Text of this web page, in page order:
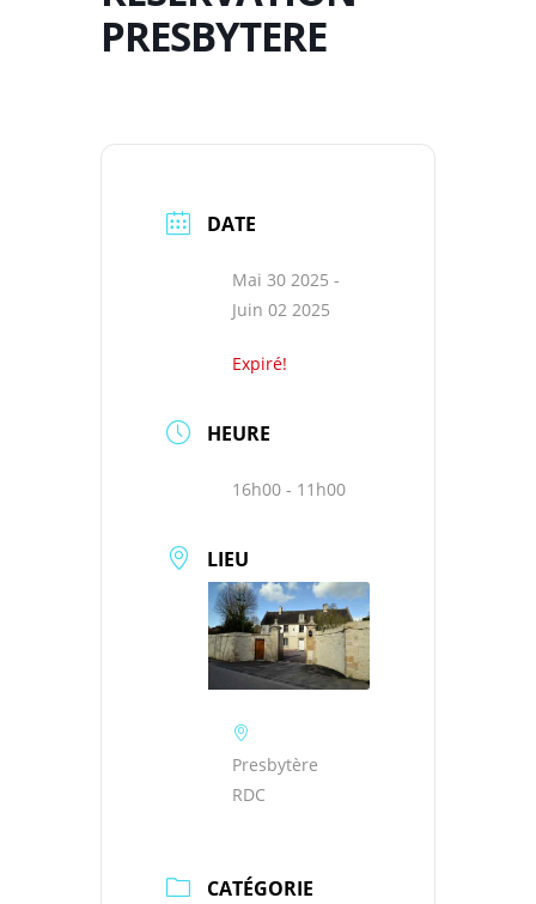
PRESBYTERE
DATE
Mai 30 2025 -
Juin 02 2025
Expiré!
HEURE
16h00 - 11h00
LIEU
Presbytère
RDC
CATÉGORIE